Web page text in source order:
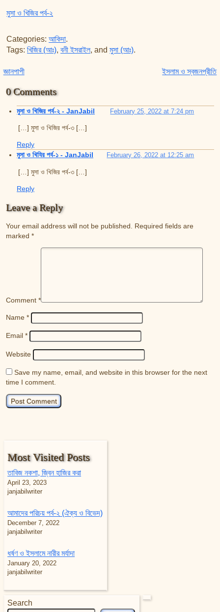
মুসা ও খিজির পর্ব-২
Categories: আকিদা.
Tags: খিজির (আঃ),বনী ইসরাইল, andমুসা (আঃ).
Post navigation
জ্ঞানপাপী ইসলাম ও স্বজনপ্রীতি
0 Comments
মুসা ও খিজির পর্ব-২ - JanJabil February 25, 2022 at 7:24 pm
[…] মুসা ও খিজির পর্ব-৩ […]
Reply
মুসা ও খিযির পর্ব-১ - JanJabil
February 26, 2022 at 12:25 am
[…] মুসা ও খিজির পর্ব-৩ […]
Reply
Leave a Reply
Your email address will not be published.
Required fields are
marked*
Comment*
Name*
Email*
Website
Save my name, email, and website in this browser for the next
time I comment.
Most Visited Posts
তাবিজ নকশা, জ্বিন হাজির করা
April 23, 2023
janjabilwriter
আমাদের পরিচয় পর্ব-২ (ঐক্য ও বিভেদ)
December 7, 2022
janjabilwriter
ধর্ষণ ও ইসলামে নারীর মর্যাদা
January 20, 2022
janjabilwriter
Search